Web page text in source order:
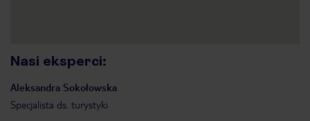
Nasi eksperci:
Aleksandra Sokołowska
Specjalista ds. turystyki